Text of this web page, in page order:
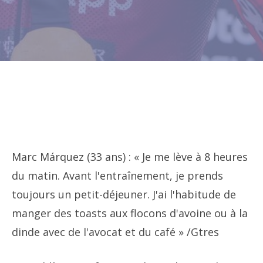
Marc Márquez (33 ans) : « Je me lève à 8 heures
du matin. Avant l'entraînement, je prends
toujours un petit-déjeuner. J'ai l'habitude de
manger des toasts aux flocons d'avoine ou à la
dinde avec de l'avocat et du café » /Gtres